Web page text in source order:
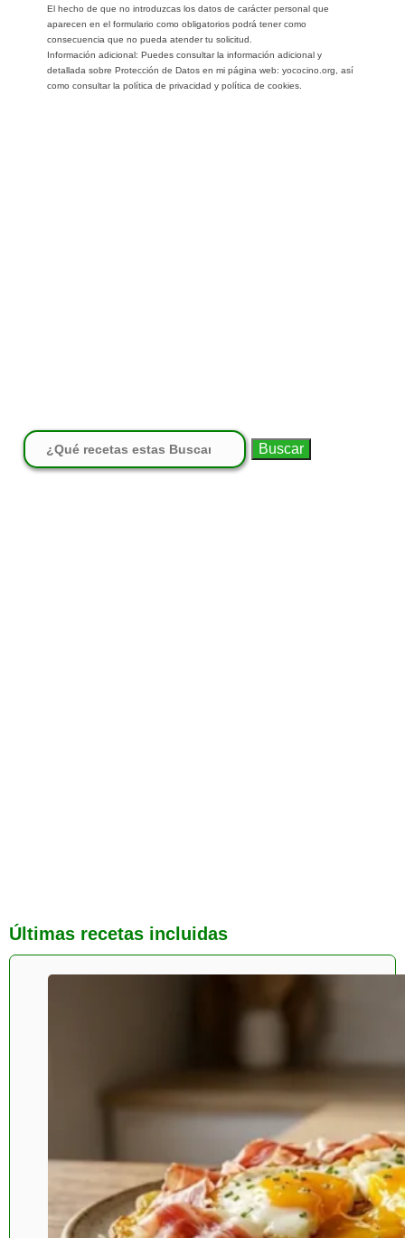
El hecho de que no introduzcas los datos de carácter personal que
aparecen en el formulario como obligatorios podrá tener como
consecuencia que no pueda atender tu solicitud.
Información adicional: Puedes consultar la información adicional y
detallada sobre Protección de Datos en mi página web: yococino.org, así
como consultar la política de privacidad y política de cookies.
Buscar:
Últimas recetas incluidas